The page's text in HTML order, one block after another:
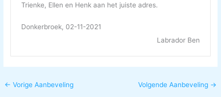
Trienke, Ellen en Henk aan het juiste adres.
Donkerbroek, 02-11-2021
Labrador Ben
← Vorige Aanbeveling Volgende Aanbeveling →